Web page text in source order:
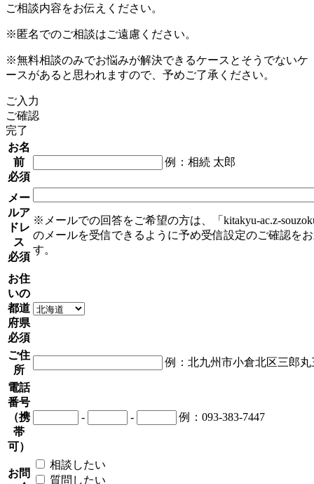
ご相談内容をお伝えください。
※匿名でのご相談はご遠慮ください。
※無料相談のみでお悩みが解決できるケースとそうでないケ
ースがあると思われますので、予めご了承ください。
ご入力
ご確認
完了
お名
前
必須
例：相続 太郎
メー
ルア
ドレ
ス
必須
※メールでの回答をご希望の方は、「kitakyu-ac.z-
のメールを受信できるように予め受信設定のご確認を
す。
お住
いの
都道
府県
必須
ご住
所
例：北九州市小倉北区三郎丸
電話
番号
（携
帯
可）
- - 例：093-383-7447
お問
相談したい
質問したい